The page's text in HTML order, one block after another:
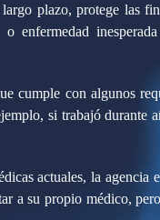
plazo, protege las
enfermedad
cumple con algunos
si trabajó durante
actuales, la agencia
a su propio médico,